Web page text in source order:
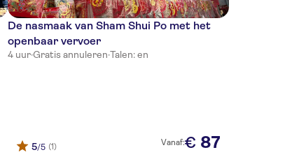
De nasmaak van Sham Shui Po met het
openbaar vervoer
4 uur·Gratis annuleren·Talen: en
5/5 (1) Vanaf:€ 87